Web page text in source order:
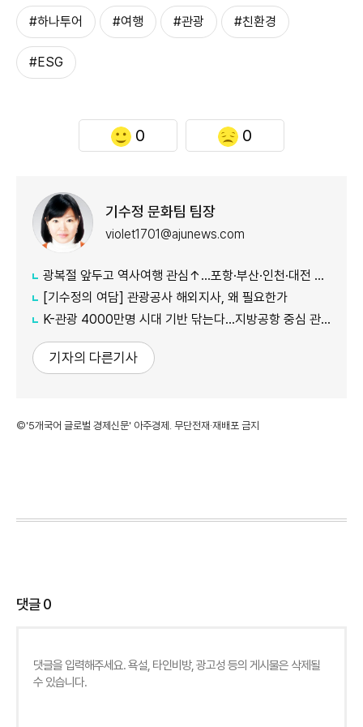
#하나투어 #여행 #관광 #친환경
#ESG
0 0
기수정 문화팀 팀장
violet1701@ajunews.com
광복절 앞두고 역사여행 관심↑…포항·부산·인천·대전 주목
[기수정의 여담] 관광공사 해외지사, 왜 필요한가
K-관광 4000만명 시대 기반 닦는다…지방공항 중심 관광벨트 조성
기자의 다른기사
©'5개국어 글로벌 경제신문' 아주경제. 무단전재·재배포 금지
댓글0